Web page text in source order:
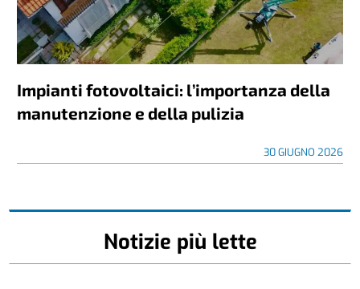
Impianti fotovoltaici: l’importanza della
manutenzione e della pulizia
30 GIUGNO 2026
Notizie più lette